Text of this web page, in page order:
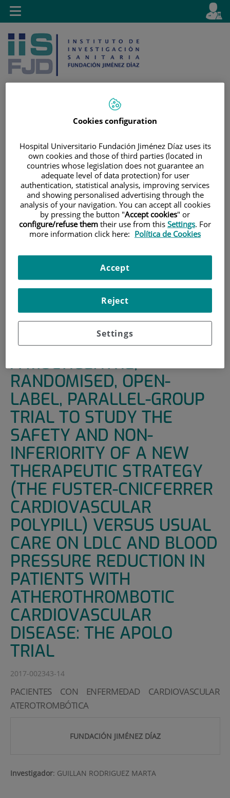
Saltar al contenido
contenido
idioma
activo
es
Toggle
navigation
PARALLEL-GROUP TRIAL TO STUDY THE SAFETY AND
NON-INFERIORITY OF A NEW THERAPEUTIC STRATEGY
(THE FUSTER-CNICFERRER CARDIOVASCULAR POLYPILL)
VERSUS USUAL CARE ON LDLC AND BLOOD PRESSURE
REDUCTION IN PATIENTS WITH ATHEROTHROMBOTIC
CARDIOVASCULAR DISEASE: THE APOLO TRIAL
A MULTICENTRE,
RANDOMISED, OPEN-
LABEL, PARALLEL-GROUP
TRIAL TO STUDY THE
SAFETY AND NON-
INFERIORITY OF A NEW
THERAPEUTIC STRATEGY
(THE FUSTER-CNICFERRER
CARDIOVASCULAR
POLYPILL) VERSUS USUAL
CARE ON LDLC AND BLOOD
PRESSURE REDUCTION IN
PATIENTS WITH
ATHEROTHROMBOTIC
CARDIOVASCULAR
DISEASE: THE APOLO
TRIAL
2017-002343-14
PACIENTES CON ENFERMEDAD CARDIOVASCULAR
ATEROTROMBÓTICA
FUNDACIÓN JIMÉNEZ DÍAZ
Investigador: GUILLAN RODRIGUEZ MARTA
Cookies configuration
Hospital Universitario Fundación Jiménez Díaz uses its
own cookies and those of third parties (located in
countries whose legislation does not guarantee an
adequate level of data protection) for user
authentication, statistical analysis, improving services
and showing personalised advertising through the
analysis of your navigation. You can accept all cookies
by pressing the button "Accept cookies" or
configure/refuse them their use from this Settings. For
more information click here: Política de Cookies
Settings
Reject
Accept